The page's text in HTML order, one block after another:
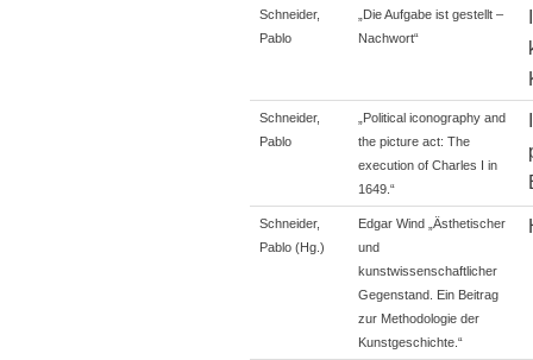
Schneider,
Pablo
„Die Aufgabe ist gestellt –
Nachwort“
Schneider,
Pablo
„Political iconography and
the picture act: The
execution of Charles I in
1649.“
Schneider,
Pablo (Hg.)
Edgar Wind „Ästhetischer
und
kunstwissenschaftlicher
Gegenstand. Ein Beitrag
zur Methodologie der
Kunstgeschichte.“